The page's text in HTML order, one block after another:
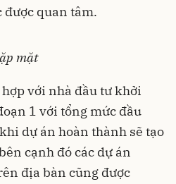
quan tâm.
mặt
với nhà đầu tư khởi
1 với tổng mức đầu
dự án hoàn thành sẽ tạo
cạnh đó các dự án
địa bàn cũng được